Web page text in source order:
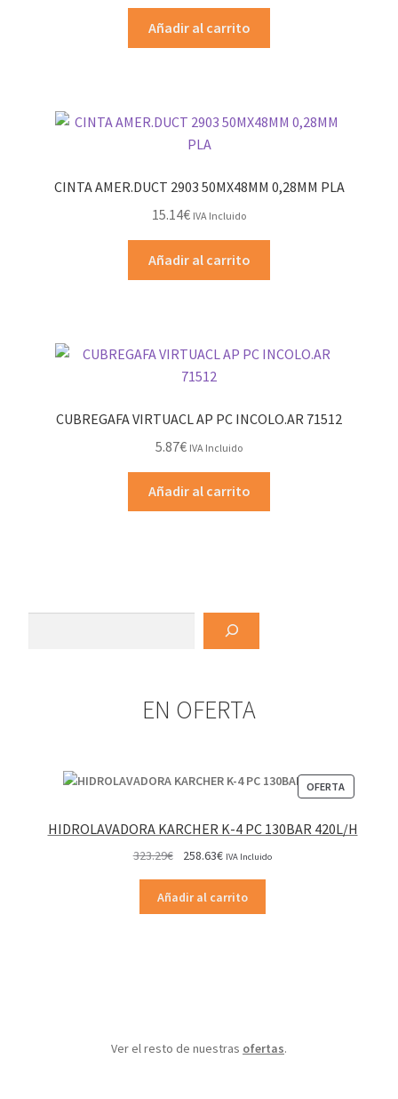
Añadir al carrito
CINTA AMER.DUCT 2903 50MX48MM 0,28MM PLA
15.14€ IVA Incluido
Añadir al carrito
CUBREGAFA VIRTUACL AP PC INCOLO.AR 71512
5.87€ IVA Incluido
Añadir al carrito
EN OFERTA
OFERTA
EN
HIDROLAVADORA KARCHER K-4 PC 130BAR 420L/H
323.29€
original
era:
258.63€El
actual
es:
IVA Incluido
Añadir al carrito
Ver el resto de nuestras ofertas.